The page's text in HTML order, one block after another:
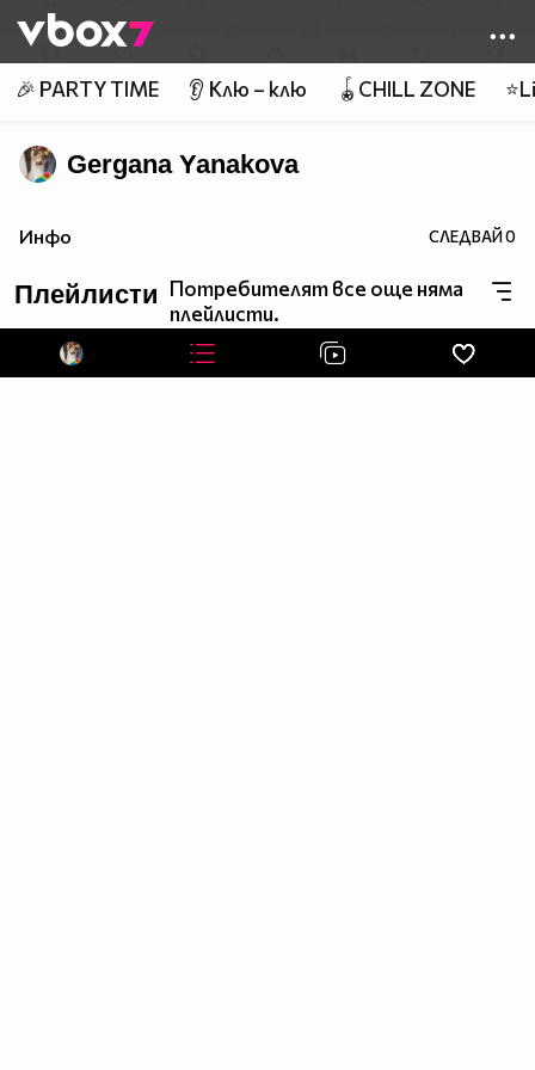
👾
🎉 PARTY TIME 👂 Клю – клю 🪀CHILL ZONE
Gergana Yanakova
Инфо СЛЕДВАЙ0
Плейлисти Потребителят все още няма
плейлисти.